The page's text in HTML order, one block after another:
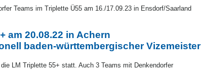
Teams im Triplette Ü55 am 16./17.09.23 in Ensdorf/Saarland
am 20.08.22 in Achern
baden-württembergischer Vizemeister
LM Triplette 55+ statt. Auch 3 Teams mit Denkendorfer